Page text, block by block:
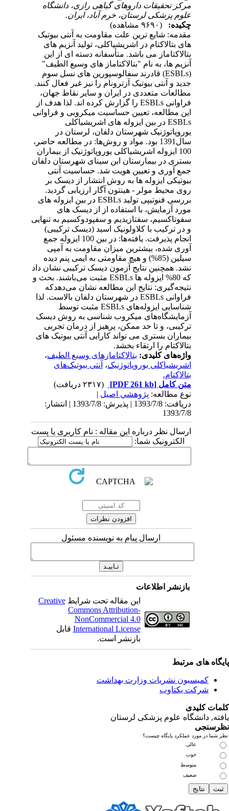
مرکز تحقیقات داروهای گیاهی رازی، دانشگاه
علوم پزشکی لرستان، خرم آباد، ایران.
چکیده:
مقدمه: شایع ترین علت مقاومت به آنتی بیوتیک
های بتالاکتام در اشریشیاکلی، تولید آنزیم های
بتالاکتاماز می باشد. متأسفانه دسته ای از این
آنزیم ها، به نام "بتالاکتاماز های وسیع الطیف"
(ESBLs) قادرند سفالوسپورین های نسل سوم
جدید و آنتی بیوتیک آزترونام را نیز غیر فعال کنند.
مطالعات متعددی در ایران و سایر نقاط جهان،
فراوانی ESBLs را گزارش کرده اند. لذا هدف از
این مطالعه، تعیین حساسیت میکروبی و فراوانی
ESBLs در بین ایزوله های اشریشیاکلی
یوروپاتوژنیک شهرستان دلفان، لرستان در
سال1391 بود. مواد و روش‌ها: در مطالعه حاضر،
100 ایزوله اشریشیاکلی یوروپاتوژنیک از بیماران
بستری در بیمارستان ابن سینای شهرستان دلفان
جمع آوری و تعیین هویت شد. حساسیت آنتی
بیوتیکی ایزوله ها به روش انتشار از دیسک بر
روی محیط مولر - هینتون آگار ارزیابی گردید.
بررسی فنوتیپی تولید ESBLs در بین ایزوله های
مورد آزمایش، با استفاده از از دیسک های
سفوتاکسیم، سفتازیدیم و سفپودوکسیم به تنهایی
و در ترکیب با کلاولونیک اسید (دیسک ترکیبی)
انجام پذیرفت. یافته‌ها: در بین 100 ایزوله جمع
آوری شده، بیشترین میزان مقاومت به آمپی
سیلین (85%) و هیچ مقاومتی به ایمی پنم دیده
نشد. همچنین نتایج آزمون دیسک ترکیبی نشان داد
که 80% ایزوله ها ESBLs مثبت می‌باشند. بحث و
نتیجه‌گیری: نتایج این مطالعه نشان می‌دهدکه
فراوانی ESBLs در شهرستان دلفان بالاست. لذا
شناسایی ایزوله‌های ESBLs مثبت توسط
آزمایشگاه‌های میکروب شناسی به روش دیسک
ترکیبی، و تا حد ممکن، پرهیز از درمان تجربی
بیماران بستری می تواند کارایی آنتی بیوتیک های
بتالاکتام را ارتقاء بخشد.
واژه‌های کلیدی:بتالاکتامازهای وسیع الطیف،
اشریشیاکلی یوروپاتوژنیک،آنتی بیوتیک‌های
بتالاکتام.
متن کامل[PDF 261 kb]
نوع مطالعه:پژوهشي اصیل|
دریافت: 1393/7/8 | پذیرش: 1393/7/8 | انتشار:
1393/7/8
ارسال نظر درباره این مقاله : نام کاربری یا پست
الکترونیک شما:
ارسال پیام به نویسنده مسئول
بازنشر اطلاعات
این مقاله تحت شرایطCreative
Commons Attribution-
NonCommercial 4.0
International Licenseقابل
بازنشر است.
های مرتبط
کمیسیون نشریات وزارت بهداشت
شرکت یکتاوب
کلیدی
, دانشگاه علوم پزشکی لرستان
شما در مورد عملکرد پایگاه چیست؟
عالی
خوب
متوسط
ضعیف